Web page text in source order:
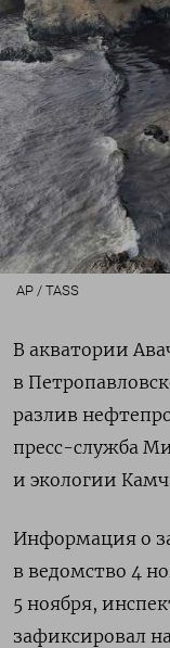
AP / TASS
В акватории
в
разлив
пресс-служба
и экологии
Информация о
в ведомство 4
5 ноября,
зафиксировал